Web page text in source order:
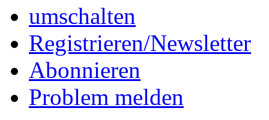
Registrieren/Newsletter
Abonnieren
Problem melden